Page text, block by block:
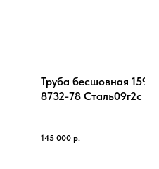
Труба бесшовная
8732-78 Cталь09г2с
145 000 р.